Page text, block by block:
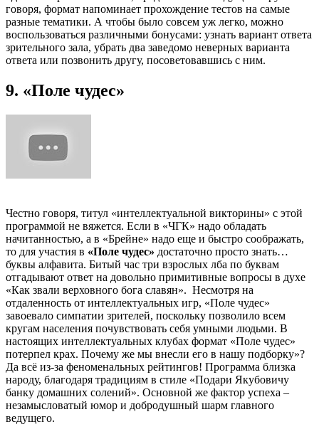
говоря, формат напоминает прохождение тестов на самые
разные тематики. А чтобы было совсем уж легко, можно
воспользоваться различными бонусами: узнать вариант ответа
зрительного зала, убрать два заведомо неверных варианта
ответа или позвонить другу, посоветовавшись с ним.
9. «Поле чудес»
Честно говоря, титул «интеллектуальной викторины» с этой
программой не вяжется. Если в «ЧГК» надо обладать
начитанностью, а в «Брейне» надо еще и быстро соображать,
то для участия в «Поле чудес» достаточно просто знать…
буквы алфавита. Битый час три взрослых лба по буквам
отгадывают ответ на довольно примитивные вопросы в духе
«Как звали верховного бога славян». Несмотря на
отдаленность от интеллектуальных игр, «Поле чудес»
завоевало симпатии зрителей, поскольку позволило всем
кругам населения почувствовать себя умными людьми. В
настоящих интеллектуальных клубах формат «Поле чудес»
потерпел крах. Почему же мы внесли его в нашу подборку»?
Да всё из-за феноменальных рейтингов! Программа близка
народу, благодаря традициям в стиле «Подари Якубовичу
банку домашних солений». Основной же фактор успеха –
незамысловатый юмор и добродушный шарм главного
ведущего.